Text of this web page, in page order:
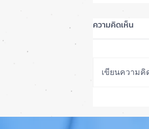
Max ตกจา
ความคิดเห็น
เขียนความคิ